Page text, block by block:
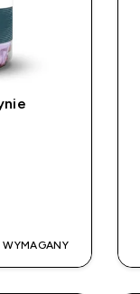
WYMAGANY